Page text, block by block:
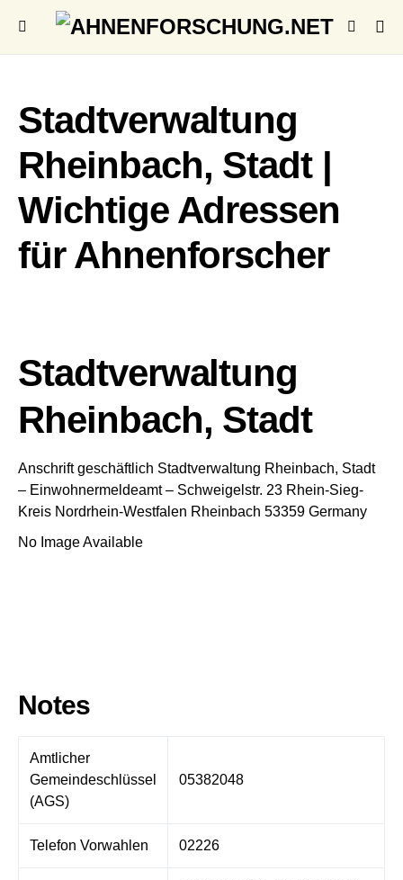
Stadtverwaltung
Rheinbach, Stadt |
Wichtige Adressen
für Ahnenforscher
Stadtverwaltung
Rheinbach, Stadt
Anschrift geschäftlich Stadtverwaltung Rheinbach, Stadt
– Einwohnermeldeamt – Schweigelstr. 23 Rhein-Sieg-
Kreis Nordrhein-Westfalen Rheinbach 53359 Germany
No Image Available
Notes
Amtlicher
Gemeindeschlüssel
(AGS)
05382048
Telefon Vorwahlen 02226